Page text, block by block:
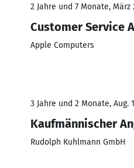
2 Jahre und 7 Monate, März
Customer Service
Apple Computers
3 Jahre und 2 Monate, Aug.
Kaufmännischer
Rudolph Kuhlmann GmbH